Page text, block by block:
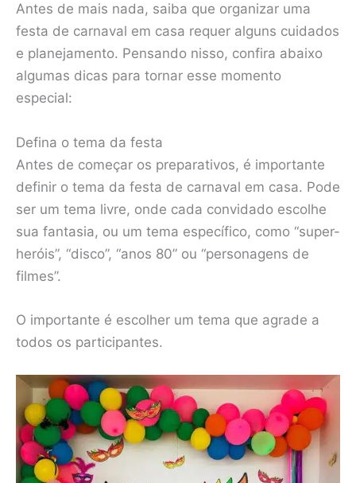
Antes de mais nada, saiba que organizar uma
festa de carnaval em casa requer alguns cuidados
e planejamento. Pensando nisso, confira abaixo
algumas dicas para tornar esse momento
especial:
Defina o tema da festa
Antes de começar os preparativos, é importante
definir o tema da festa de carnaval em casa. Pode
ser um tema livre, onde cada convidado escolhe
sua fantasia, ou um tema específico, como “super-
heróis”, “disco”, “anos 80” ou “personagens de
filmes”.
O importante é escolher um tema que agrade a
todos os participantes.